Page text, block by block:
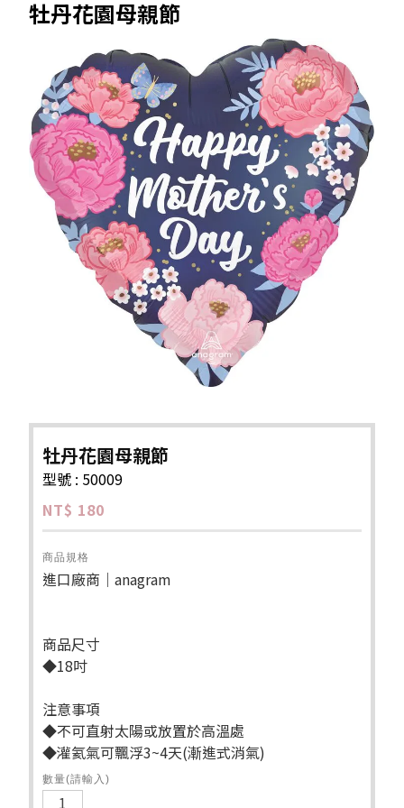
牡丹花園母親節
牡丹花園母親節
型號 : 50009
NT$ 180
商品規格
進口廠商｜anagram
商品尺寸
◆18吋
注意事項
◆不可直射太陽或放置於高溫處
◆灌氦氣可飄浮3~4天(漸進式消氣)
數量(請輸入)